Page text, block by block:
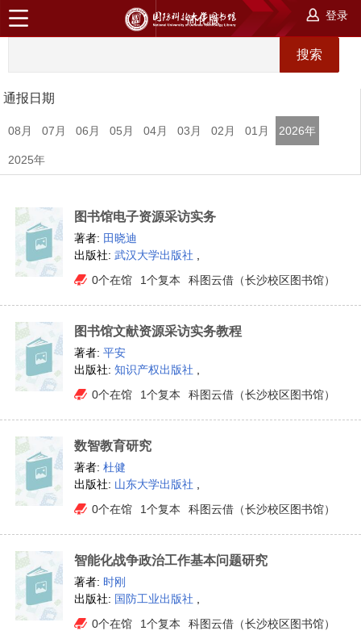
登录
简化版
通报日期
08月 07月 06月 05月 04月 03月 02月 01月 2026年
2025年